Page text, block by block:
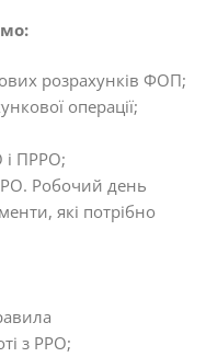
розрахунків ФОП;
операції;
і ПРРО;
Робочий день
які потрібно
з РРО;